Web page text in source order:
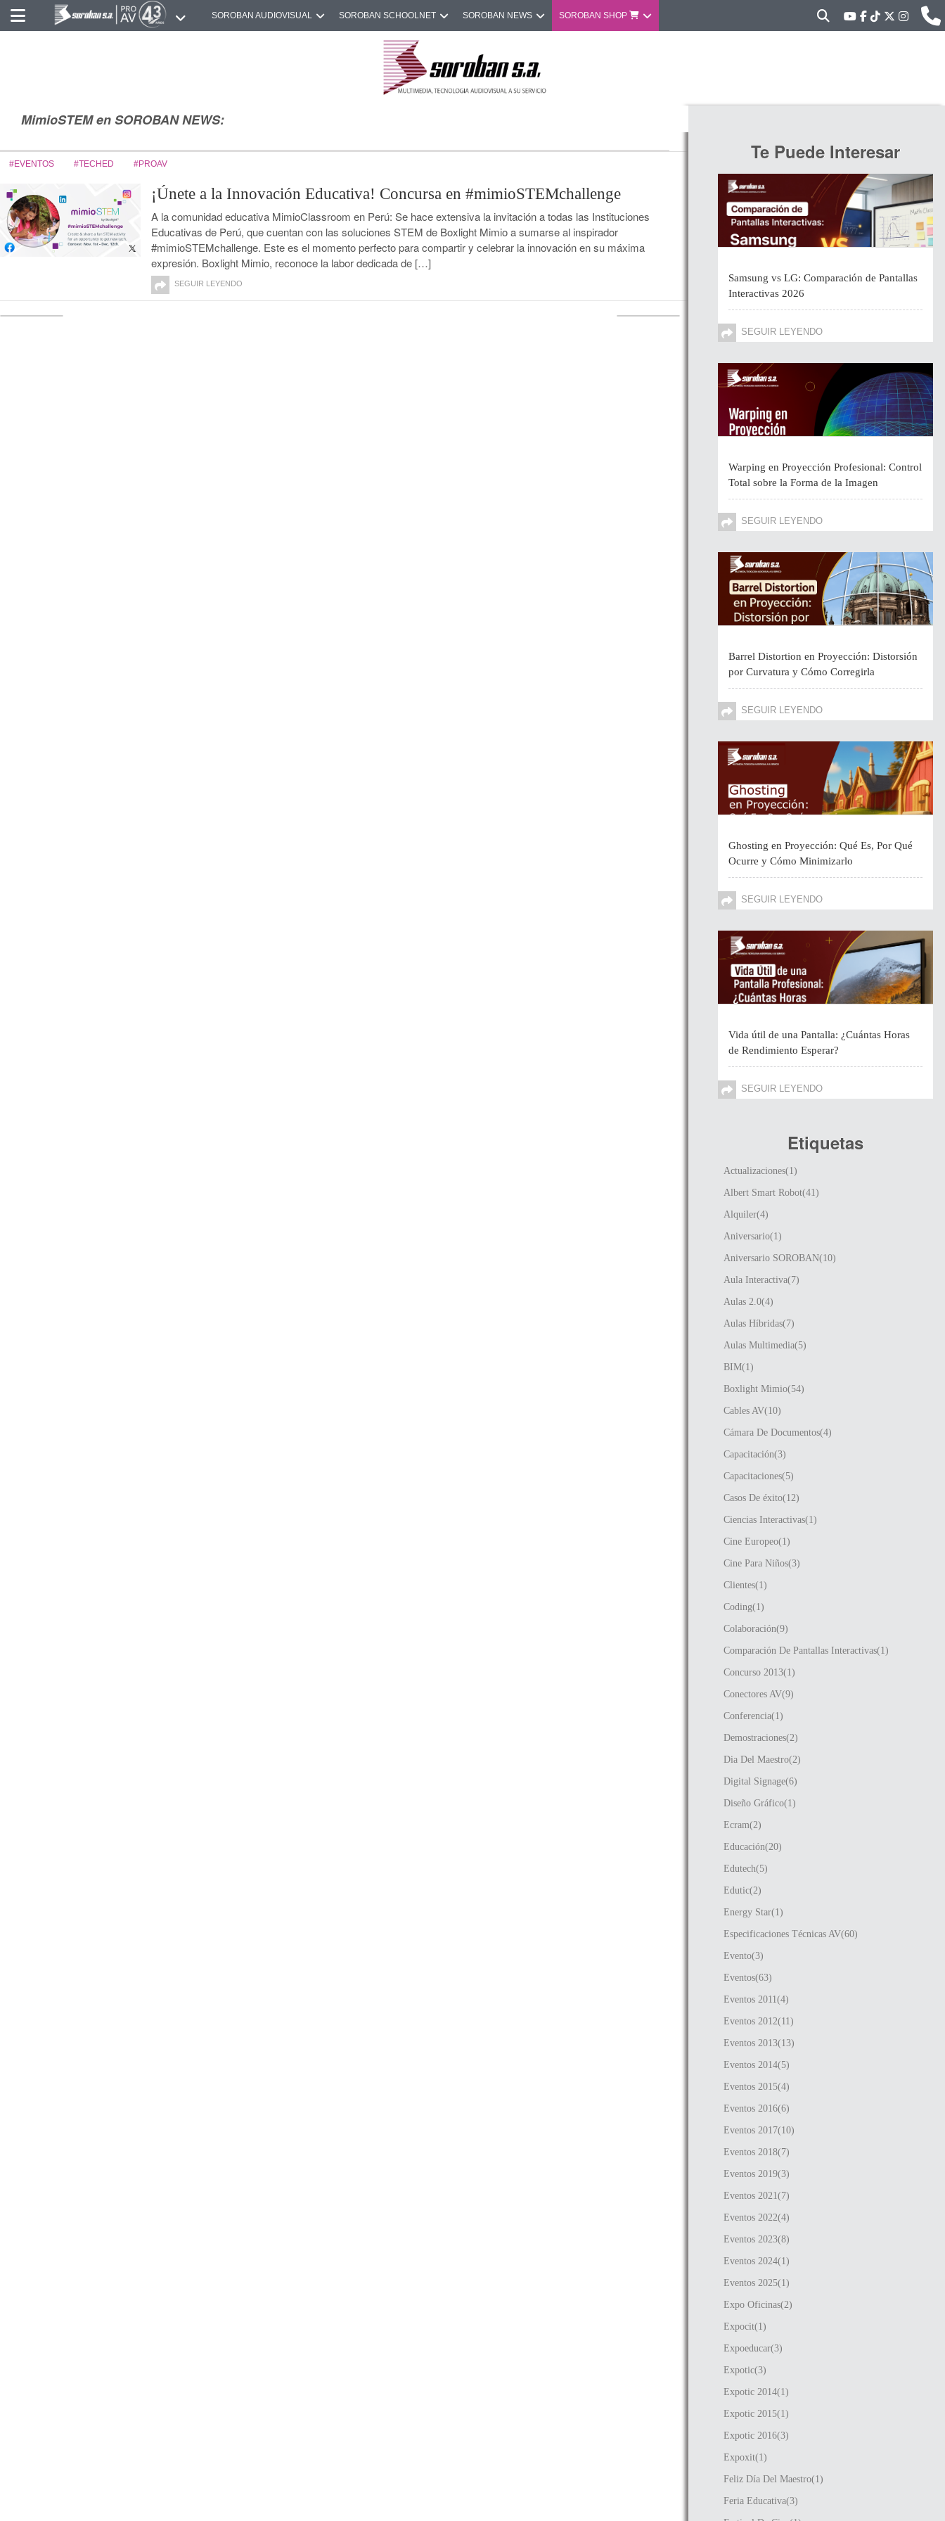
SOROBAN AUDIOVISUAL SOROBAN SCHOOLNET SOROBAN NEWS SOROBAN SHOP
MimioSTEM en SOROBAN NEWS:
#EVENTOS #TECHED #PROAV
¡Únete a la Innovación Educativa! Concursa en #mimioSTEMchallenge
A la comunidad educativa MimioClassroom en Perú: Se hace extensiva la invitación a todas las Instituciones
Educativas de Perú, que cuentan con las soluciones STEM de Boxlight Mimio a sumarse al inspirador
#mimioSTEMchallenge. Este es el momento perfecto para compartir y celebrar la innovación en su máxima
expresión. Boxlight Mimio, reconoce la labor dedicada de […]
SEGUIR LEYENDO
Te Puede Interesar
Samsung vs LG: Comparación de Pantallas
Interactivas 2026
SEGUIR LEYENDO
Warping en Proyección Profesional: Control
Total sobre la Forma de la Imagen
SEGUIR LEYENDO
Barrel Distortion en Proyección: Distorsión
por Curvatura y Cómo Corregirla
SEGUIR LEYENDO
Ghosting en Proyección: Qué Es, Por Qué
Ocurre y Cómo Minimizarlo
SEGUIR LEYENDO
Vida útil de una Pantalla: ¿Cuántas Horas
de Rendimiento Esperar?
SEGUIR LEYENDO
Etiquetas
Actualizaciones(1)
Albert Smart Robot(41)
Alquiler(4)
Aniversario(1)
Aniversario SOROBAN(10)
Aula Interactiva(7)
Aulas 2.0(4)
Aulas Híbridas(7)
Aulas Multimedia(5)
BIM(1)
Boxlight Mimio(54)
Cables AV(10)
Cámara De Documentos(4)
Capacitación(3)
Capacitaciones(5)
Casos De éxito(12)
Ciencias Interactivas(1)
Cine Europeo(1)
Cine Para Niños(3)
Clientes(1)
Coding(1)
Colaboración(9)
Comparación De Pantallas Interactivas(1)
Concurso 2013(1)
Conectores AV(9)
Conferencia(1)
Demostraciones(2)
Dia Del Maestro(2)
Digital Signage(6)
Diseño Gráfico(1)
Ecram(2)
Educación(20)
Edutech(5)
Edutic(2)
Energy Star(1)
Especificaciones Técnicas AV(60)
Evento(3)
Eventos(63)
Eventos 2011(4)
Eventos 2012(11)
Eventos 2013(13)
Eventos 2014(5)
Eventos 2015(4)
Eventos 2016(6)
Eventos 2017(10)
Eventos 2018(7)
Eventos 2019(3)
Eventos 2021(7)
Eventos 2022(4)
Eventos 2023(8)
Eventos 2024(1)
Eventos 2025(1)
Expo Oficinas(2)
Expocit(1)
Expoeducar(3)
Expotic(3)
Expotic 2014(1)
Expotic 2015(1)
Expotic 2016(3)
Expoxit(1)
Feliz Día Del Maestro(1)
Feria Educativa(3)